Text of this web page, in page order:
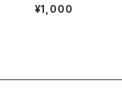
ズル
¥1,000